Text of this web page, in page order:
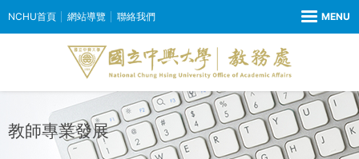
NCHU首頁 網站導覽 聯絡我們
教師專業發展